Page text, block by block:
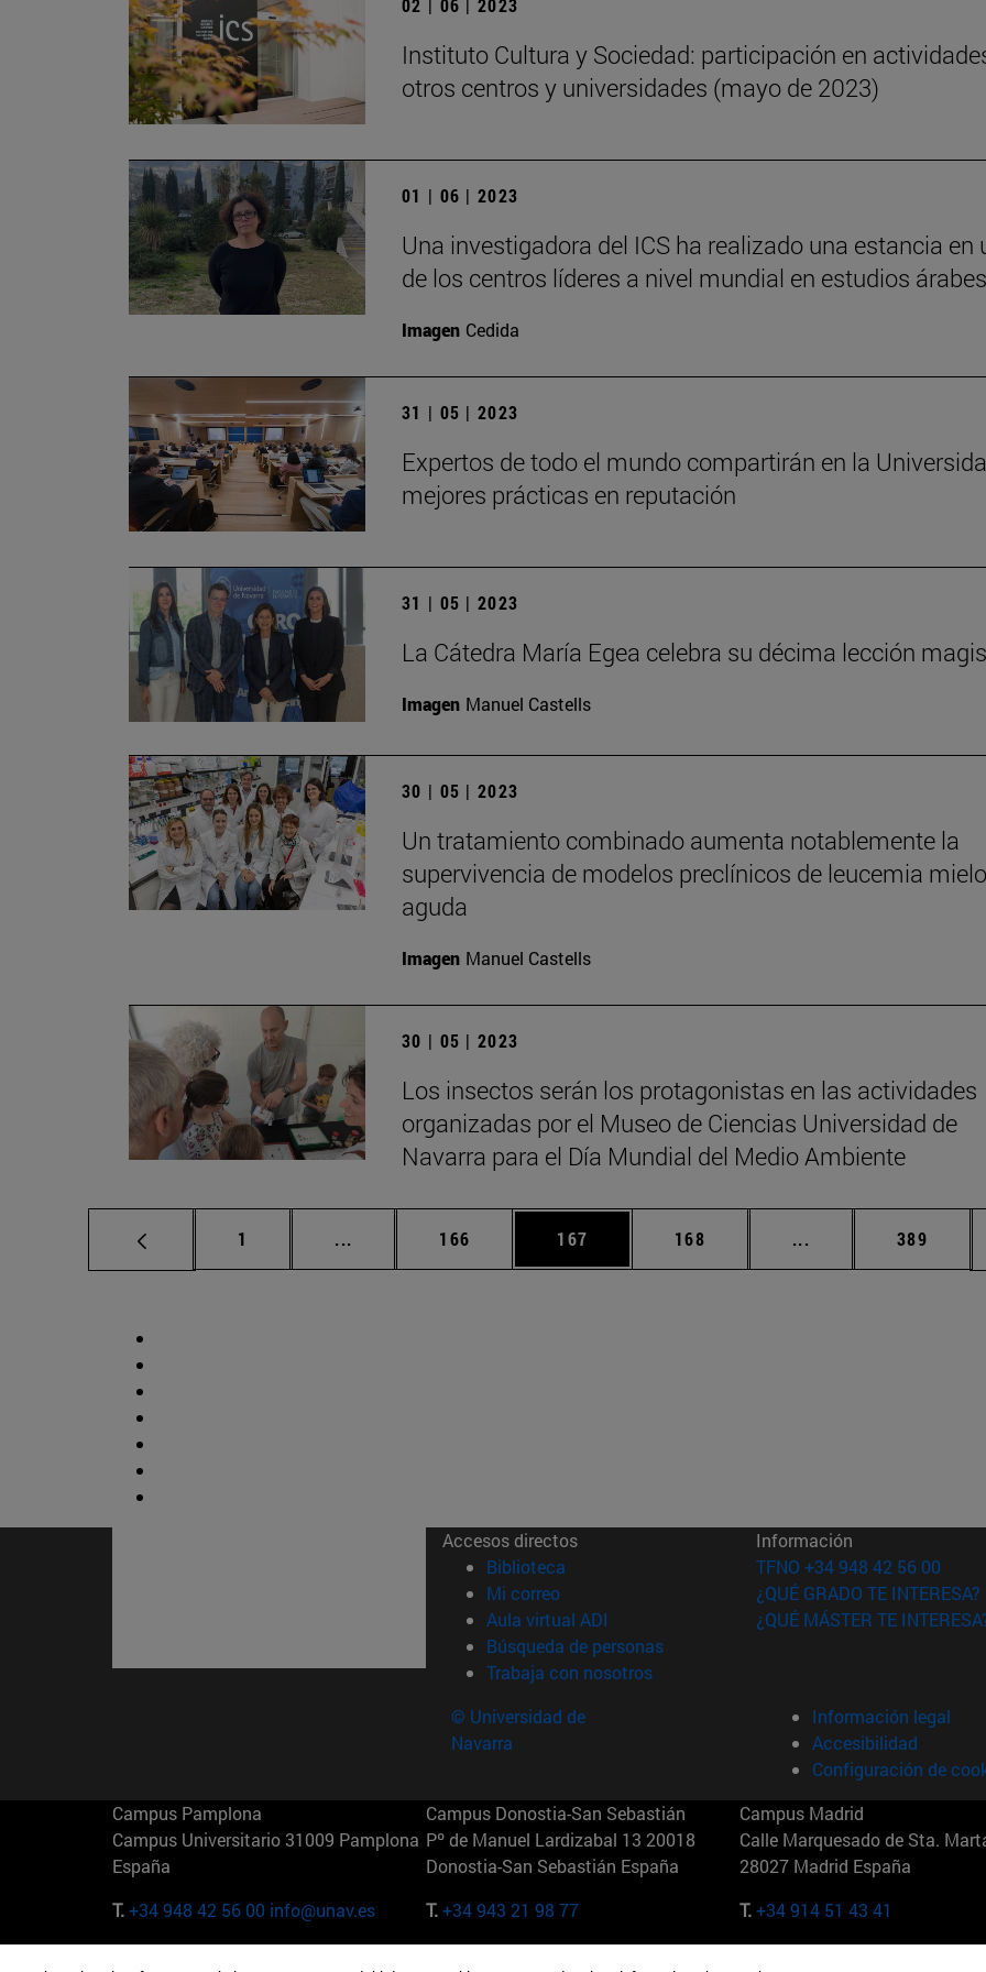
02 | 06 | 2023
Instituto Cultura y Sociedad: participación en
otros centros y universidades (mayo de 2023)
01 | 06 | 2023
Una investigadora del ICS ha realizado una estancia en
de los centros líderes a nivel mundial en estudios árabes
Imagen Cedida
31 | 05 | 2023
Expertos de todo el mundo compartirán en la
mejores prácticas en reputación
31 | 05 | 2023
La Cátedra María Egea celebra su décima lección
Imagen Manuel Castells
30 | 05 | 2023
Un tratamiento combinado aumenta notablemente la
supervivencia de modelos preclínicos de leucemia
aguda
Imagen Manuel Castells
30 | 05 | 2023
Los insectos serán los protagonistas en las actividades
organizadas por el Museo de Ciencias Universidad de
Navarra para el Día Mundial del Medio Ambiente
Página
1 ... Páginas intermedias Use TAB para desplazarse.
Página
166 Página
167 Página
168 ... Páginas intermedias
Página
389
Accesos directos
Biblioteca (abre en nueva ventana)
Mi correo(abre en nueva ventana)
Aula virtual ADI (abre en nueva ventana)
Búsqueda de personas(abre en nueva ventana)
Trabaja con nosotros(abre en nueva ventana)
Información
TFNO +34 948 42 56 00
¿QUÉ GRADO TE INTERESA?
¿QUÉ MÁSTER TE
© Universidad de
Navarra
Información legal
Accesibilidad
Configuración de
Campus Pamplona
Campus Universitario 31009 Pamplona
España
T.+34 948 42 56 00 info@unav.es
Campus Donostia-San Sebastián
Pº de Manuel Lardizabal 13 20018
Donostia-San Sebastián España
T.+34 943 21 98 77
Campus Madrid
Calle Marquesado de Sta.
28027 Madrid España
T.+34 914 51 43 41